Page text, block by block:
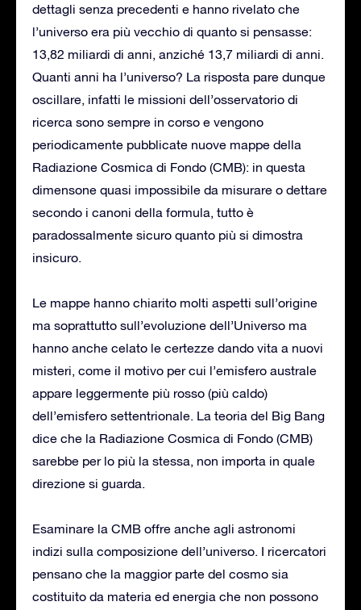
dettagli senza precedenti e hanno rivelato che
l’universo era più vecchio di quanto si pensasse:
13,82 miliardi di anni, anziché 13,7 miliardi di anni.
Quanti anni ha l’universo? La risposta pare dunque
oscillare, infatti le missioni dell’osservatorio di
ricerca sono sempre in corso e vengono
periodicamente pubblicate nuove mappe della
Radiazione Cosmica di Fondo (CMB): in questa
dimensone quasi impossibile da misurare o dettare
secondo i canoni della formula, tutto è
paradossalmente sicuro quanto più si dimostra
insicuro.
Le mappe hanno chiarito molti aspetti sull’origine
ma soprattutto sull’evoluzione dell’Universo ma
hanno anche celato le certezze dando vita a nuovi
misteri, come il motivo per cui l’emisfero australe
appare leggermente più rosso (più caldo)
dell’emisfero settentrionale. La teoria del Big Bang
dice che la Radiazione Cosmica di Fondo (CMB)
sarebbe per lo più la stessa, non importa in quale
direzione si guarda.
Esaminare la CMB offre anche agli astronomi
indizi sulla composizione dell’universo. I ricercatori
pensano che la maggior parte del cosmo sia
costituito da materia ed energia che non possono